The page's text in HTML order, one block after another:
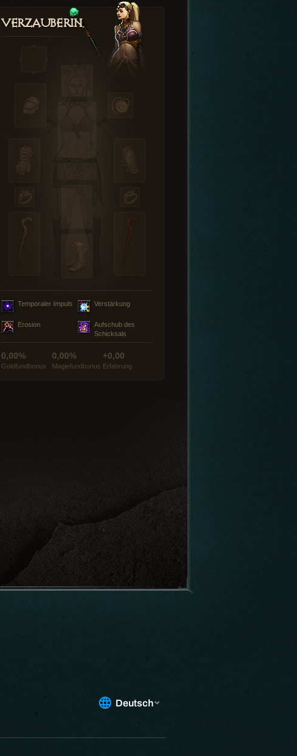
Verzauberin
Temporaler Impuls Verstärkung
Erosion
Aufschub des
Schicksals
0,00%
Goldfundbonus
0,00%
Magiefundbonus
+0,00
Erfahrung